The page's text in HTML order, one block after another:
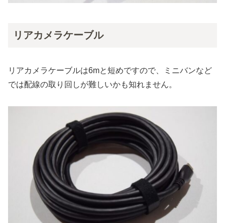
リアカメラケーブル
リアカメラケーブルは6mと短めですので、ミニバンなど
では配線の取り回しが難しいかも知れません。